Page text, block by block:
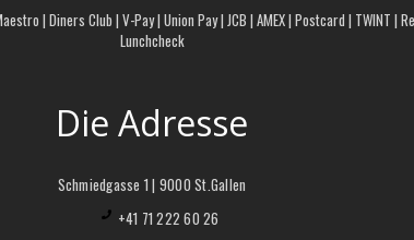
| Diners Club | V-Pay | Union Pay | JCB | AMEX | Postcard | TWINT |
Lunchcheck
Die Adresse
Schmiedgasse 1 | 9000 St.Gallen
+41 71 222 60 26